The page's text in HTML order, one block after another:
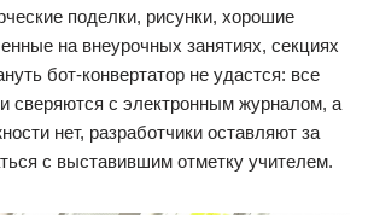
поделки, рисунки, хорошие
на внеурочных занятиях, секциях
бот-конвертатор не удастся: все
сверяются с электронным журналом, а
нет, разработчики оставляют за
с выставившим отметку учителем.